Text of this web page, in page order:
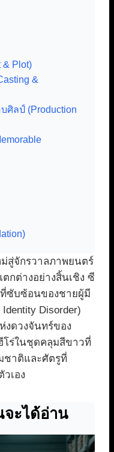
& Plot)
&
ศิลป์ (Production
ม่สู่จักรวาลภาพยนตร์
กต่างอย่างสิ้นเชิง ซี
ที่ซับซ้อนของชายผู้มี
Disorder)
งดวงจันทร์ของ
โร่ในชุดคลุมสีขาวที่
ชาติและศัตรูที่
เอง
ะได้อ่าน